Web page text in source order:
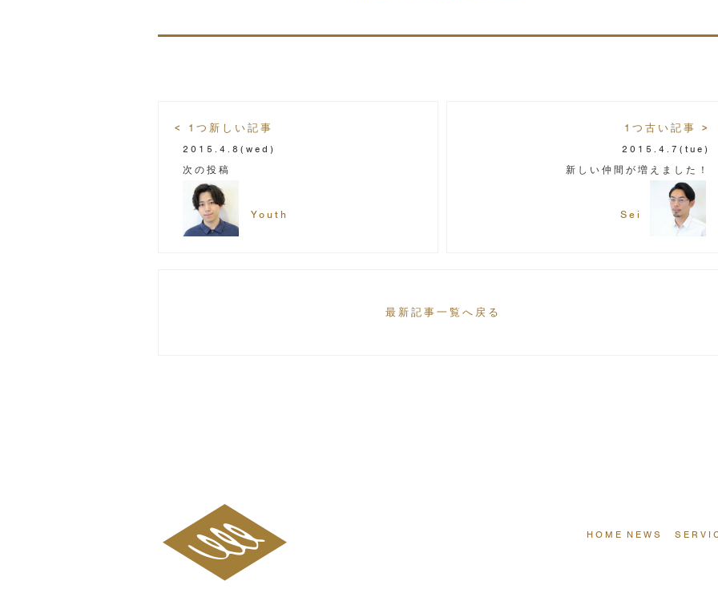
< 1つ新しい記事
2015.4.8 (wed)
次の投稿
Youth
1つ古い記事 >
2015.4.7 (tue)
新しい仲間が増えました！
Sei
最新記事一覧へ戻る
HOME NEWS